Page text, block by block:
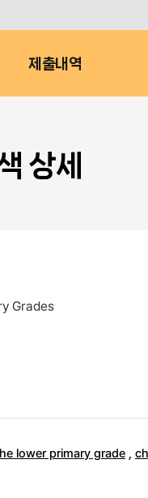
제출내역
상세
Grades
lower primary grade ,